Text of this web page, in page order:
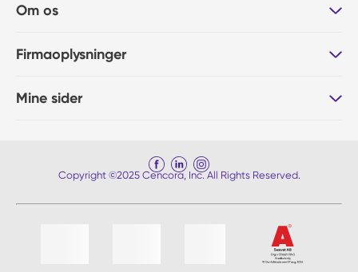
Om os
Firmaoplysninger
Mine sider
Copyright ©2025 Cencora, Inc. All Rights Reserved.